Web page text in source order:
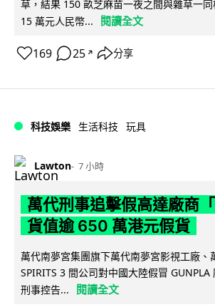
草，結果 150 畝芝麻苗一夜之間與雜草一
15 萬元人民幣...
閱讀全文
169 25 ↗ 分享
科技娛樂 生活科技 玩具
Lawton 7 小時
萬代刑事追擊假高達廠商
貨值逾 650 萬港元假貨
萬代南夢宮集團旗下萬代南夢宮影視工廠、
SPIRITS 3 間公司對中國大陸假冒
刑事控告...
閱讀全文